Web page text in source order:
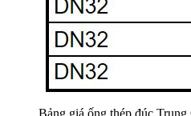
Bảng giá ống thép đúc